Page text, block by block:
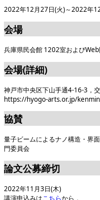
2022年12月27日(火)～2022年
会場
兵庫県民会館 1202室および
会場(詳細)
神戸市中央区下山手通4-16-3，
https://hyogo-arts.or.jp/
協賛
量子ビームによるナノ構造・界
門委員会
論文公募締切
2022年11月3日(木)
講演申込みは こちらから．